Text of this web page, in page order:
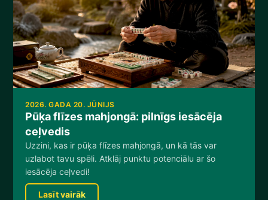
2026. GADA 20. JŪNIJS
Pūķa flīzes mahjongā: pilnīgs iesācēja
ceļvedis
Uzzini, kas ir pūķa flīzes mahjongā, un kā tās var
uzlabot tavu spēli. Atklāj punktu potenciālu ar šo
iesācēja ceļvedi!
Lasīt vairāk